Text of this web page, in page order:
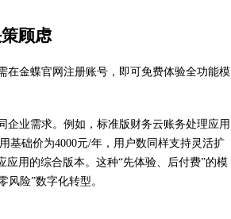
顾虑
在金蝶官网注册账号，即可免费体验全功能模
业需求。例如，标准版财务云账务处理应用
基础价为4000元/年，用户数同样支持灵活扩
用的综合版本。这种“先体验、后付费”的模
风险”数字化转型。